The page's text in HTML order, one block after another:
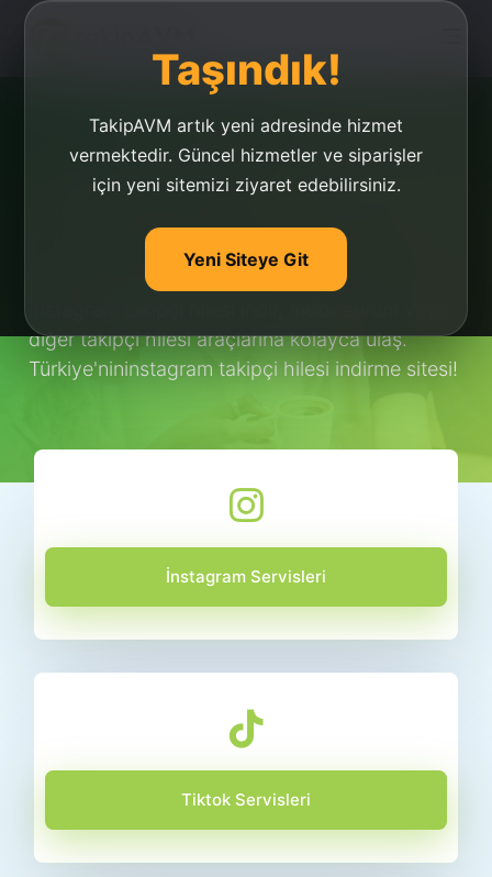
Taşındık!
TakipAVM artık yeni adresinde hizmet
vermektedir. Güncel hizmetler ve siparişler
için yeni sitemizi ziyaret edebilirsiniz.
Yeni Siteye Git
İnstagram Takipçi Hilesi
diğer takipçi hilesi araçlarına kolayca ulaş.
Türkiye'nininstagram takipçi hilesi indirme sitesi!
İnstagram Servisleri
Tiktok Servisleri